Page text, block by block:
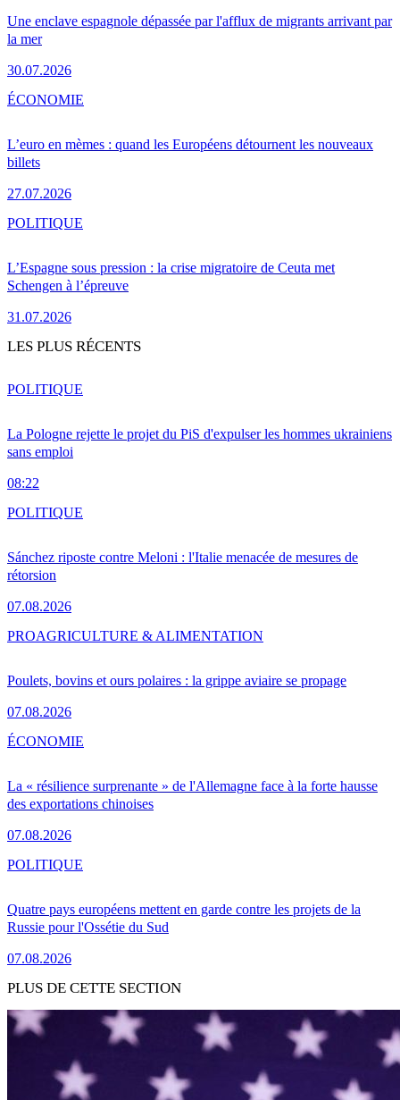
Une enclave espagnole dépassée par l'afflux de migrants arrivant par
la mer
30.07.2026
L’euro en mèmes : quand les Européens détournent les nouveaux
billets
27.07.2026
ÉCONOMIE
L’Espagne sous pression : la crise migratoire de Ceuta met
Schengen à l’épreuve
31.07.2026
POLITIQUE
LES PLUS RÉCENTS
La Pologne rejette le projet du PiS d'expulser les hommes ukrainiens
sans emploi
08:22
POLITIQUE
Sánchez riposte contre Meloni : l'Italie menacée de mesures de
rétorsion
07.08.2026
POLITIQUE
Poulets, bovins et ours polaires : la grippe aviaire se propage
07.08.2026
PROAGRICULTURE & ALIMENTATION
La « résilience surprenante » de l'Allemagne face à la forte hausse
des exportations chinoises
07.08.2026
ÉCONOMIE
Quatre pays européens mettent en garde contre les projets de la
Russie pour l'Ossétie du Sud
07.08.2026
POLITIQUE
PLUS DE CETTE SECTION